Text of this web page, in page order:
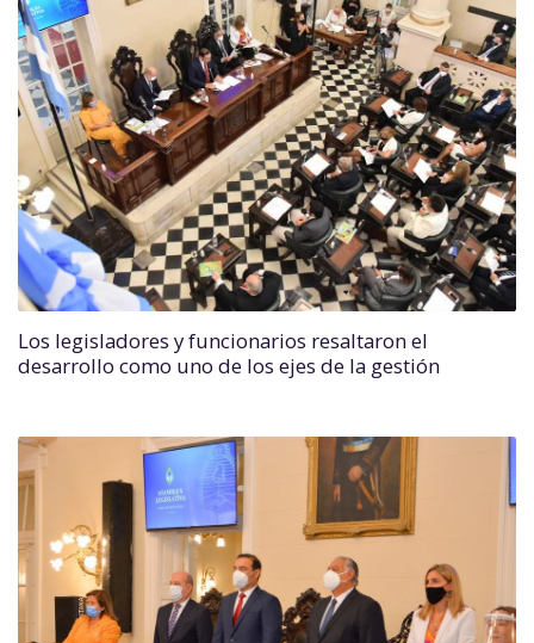
Los legisladores y funcionarios resaltaron el
desarrollo como uno de los ejes de la gestión